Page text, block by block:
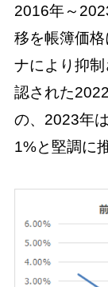
2016年～
移を帳簿価
ナにより抑
認された
の、2023年
1%と堅調に